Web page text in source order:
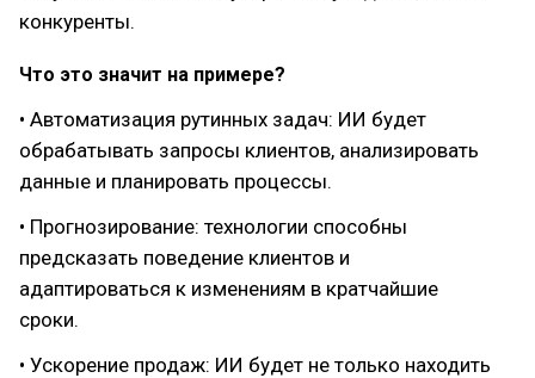
конкуренты.
Что это значит на примере?
• Автоматизация рутинных задач: ИИ будет
обрабатывать запросы клиентов, анализировать
данные и планировать процессы.
• Прогнозирование: технологии способны
предсказать поведение клиентов и
адаптироваться к изменениям в кратчайшие
сроки.
• Ускорение продаж: ИИ будет не только находить